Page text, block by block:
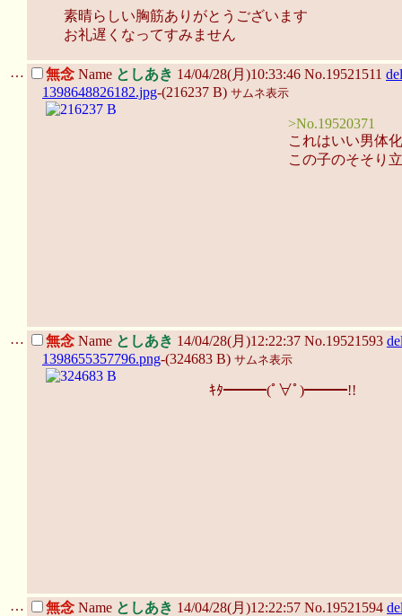
素晴らしい胸筋ありがとうございます
お礼遅くなってすみません
… 無念 Name としあき 14/04/28(月)10:33:46 No.19521511 del
1398648826182.jpg-(216237 B) サムネ表示
>No.19520371
これはいい男体化
この子のそそり
… 無念 Name としあき 14/04/28(月)12:22:37 No.19521593
1398655357796.png-(324683 B) サムネ表示
ｷﾀ━━━(ﾟ∀ﾟ)━━━!!
… 無念 Name としあき 14/04/28(月)12:22:57 No.19521594